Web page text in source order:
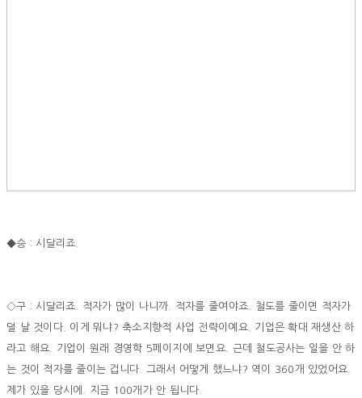
◆승 : 시달리죠.
◇구 : 시달리죠. 적자가 많이 나니까. 적자를 줄여야죠. 철도를 줄이면 적자가
덜 날 것이다. 이게 뭐냐? 축소지향적 사업 전략이예요. 기업은 확대 재생산 하
라고 해요. 기업이 원래 경영학 5페이지에 보면요. 근데 철도공사는 일을 안 하
는 것이 적자를 줄이는 겁니다. 그래서 어떻게 했느냐? 역이 360개 있었어요.
제가 있을 당시에. 지금 100개가 안 됩니다.